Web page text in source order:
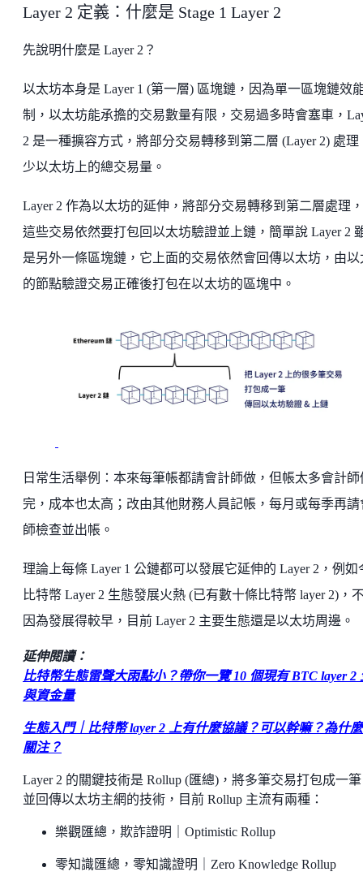
Layer 2 定義：什麼是 Stage 1 Layer 2
先說明什麼是 Layer 2？
以太坊本身是 Layer 1 (第一層) 區塊鏈，因為單一區塊鏈效
制，以太坊能承擔的交易數量有限，交易過多時會塞車，
2 是一種擴容方式，將部分交易轉移到第二層 (Layer 2) 處理
少以太坊上的總交易量。
Layer 2 作為以太坊的延伸，將部分交易轉移到第二層處理
這些交易依然要打包回以太坊驗證並上鏈，簡單說 Layer 2
是另外一條區塊鏈，它上面的交易依然會回傳以太坊，由以
的節點驗證交易正確後打包在以太坊的區塊中。
日常生活舉例：本來每筆帳都請會計師做，但帳太多會計師
完，成本也太高；改由其他財務人員記帳，每月或每季再請
師檢查並出帳。
理論上每條 Layer 1 公鏈都可以發展它延伸的 Layer 2，例如
比特幣 Layer 2 生態發展火熱 (已有數十條比特幣 layer 2)，
因為發展得較早，目前 Layer 2 主要生態還是以太坊周邊。
延伸閱讀：
比特幣生態雷聲大雨點小？帶你一覽 10 個現有 BTC layer 2
與資金量
生態入門｜比特幣 layer 2 上有什麼協議？可以幹嘛？為什
關注？
Layer 2 的關鍵技術是 Rollup (匯總)，將多筆交易打包成一
並回傳以太坊主網的技術，目前 Rollup 主流有兩種：
樂觀匯總，欺詐證明｜Optimistic Rollup
零知識匯總，零知識證明｜Zero Knowledge Rollup